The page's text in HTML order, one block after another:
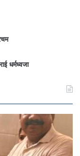
धर्मध्वजा